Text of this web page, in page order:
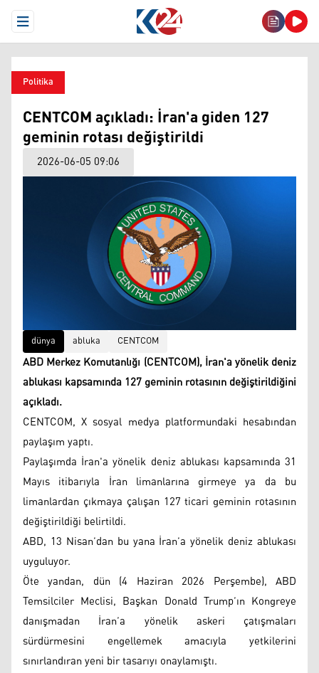
Open Menu
Politika
CENTCOM açıkladı: İran'a giden 127
geminin rotası değiştirildi
2026-06-05 09:06
dünya abluka CENTCOM
ABD Merkez Komutanlığı (CENTCOM), İran'a yönelik deniz
ablukası kapsamında 127 geminin rotasının değiştirildiğini
açıkladı.
CENTCOM, X sosyal medya platformundaki hesabından
paylaşım yaptı.
Paylaşımda İran'a yönelik deniz ablukası kapsamında 31
Mayıs itibarıyla İran limanlarına girmeye ya da bu
limanlardan çıkmaya çalışan 127 ticari geminin rotasının
değiştirildiği belirtildi.
ABD, 13 Nisan’dan bu yana İran’a yönelik deniz ablukası
uyguluyor.
Öte yandan, dün (4 Haziran 2026 Perşembe), ABD
Temsilciler Meclisi, Başkan Donald Trump’ın Kongreye
danışmadan İran’a yönelik askeri çatışmaları
sürdürmesini engellemek amacıyla yetkilerini
sınırlandıran yeni bir tasarıyı onaylamıştı.